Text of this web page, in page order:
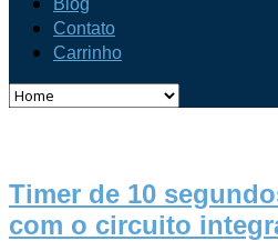
Blog
Contato
Carrinho
Timer de 10
com o circuito